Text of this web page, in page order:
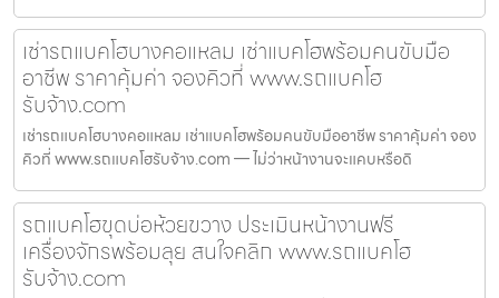
เช่ารถแบคโฮบางคอแหลม เช่าแบคโฮพร้อมคนขับมือ
อาชีพ ราคาคุ้มค่า จองคิวที่ www.รถแบคโฮ
รับจ้าง.com
เช่ารถแบคโฮบางคอแหลม เช่าแบคโฮพร้อมคนขับมืออาชีพ ราคาคุ้มค่า จอง
คิวที่ www.รถแบคโฮรับจ้าง.com — ไม่ว่าหน้างานจะแคบหรือดิ
รถแบคโฮขุดบ่อห้วยขวาง ประเมินหน้างานฟรี
เครื่องจักรพร้อมลุย สนใจคลิก www.รถแบคโฮ
รับจ้าง.com